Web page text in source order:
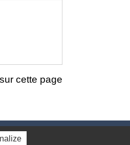
cette page